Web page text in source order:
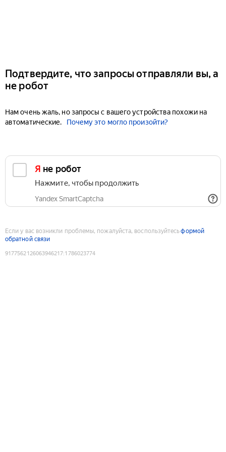
Подтвердите, что запросы отправляли вы, а
не робот
Нам очень жаль, но запросы с вашего устройства похожи на
автоматические.
Почему это могло произойти?
Я не робот
Нажмите, чтобы продолжить
Yandex SmartCaptcha
Если у вас возникли проблемы, пожалуйста, воспользуйтесьформой
обратной связи
9177562126063946217:1786023774